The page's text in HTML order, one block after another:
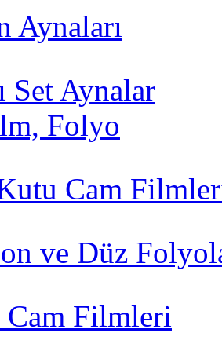
Aynaları
Set Aynalar
Folyo
Cam
ve Düz
Cam Filmleri